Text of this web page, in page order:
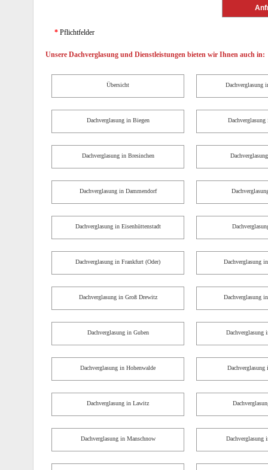
* Pflichtfelder
Unsere Dachverglasung und Dienstleistungen bieten wir Ihnen auch in:
Übersicht Dachverglasung
Dachverglasung in Biegen
Dachverglasung in Bresinchen
Dachverglasung in Dammendorf
Dachverglasung in Eisenhüttenstadt
Dachverglasung in Frankfurt (Oder) Dachverglasung
Dachverglasung in Groß Drewitz Dachverglasung
Dachverglasung in Guben Dachverglasung
Dachverglasung in Hohenwalde Dachverglasung
Dachverglasung in Lawitz
Dachverglasung in Manschnow Dachverglasung